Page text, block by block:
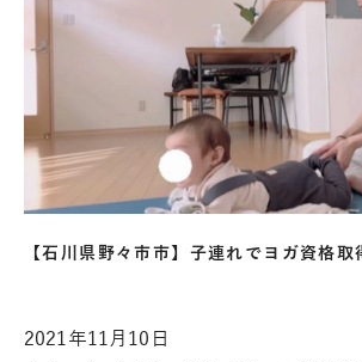
【石川県野々市市】子連れでヨガ資格
2021年11月10日